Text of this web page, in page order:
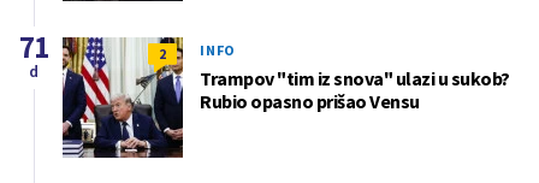
2 INFO
Trampov "tim iz snova" ulazi u sukob?
Rubio opasno prišao Vensu
71
d